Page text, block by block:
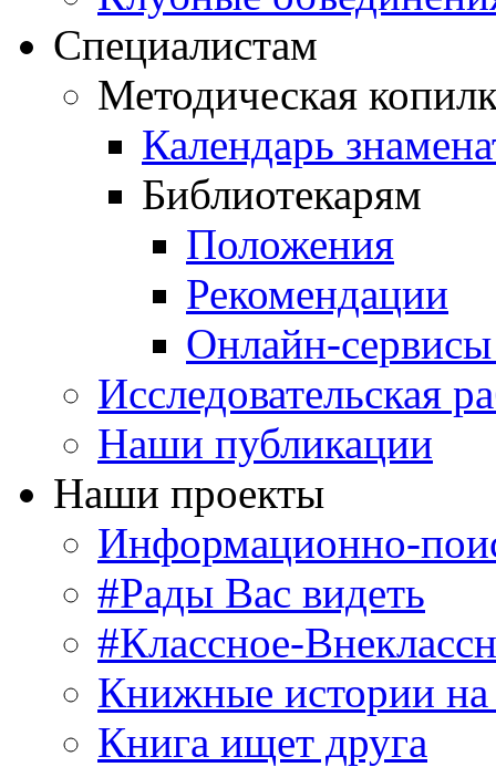
Специалистам
Методическая
Календарь
Библиотекарям
Положения
Рекомендации
Онлайн-сервисы
Исследовательская
Наши публикации
Наши проекты
Информационно-
#Рады Вас видеть
#Классное-
Книжные истории
Книга ищет друга